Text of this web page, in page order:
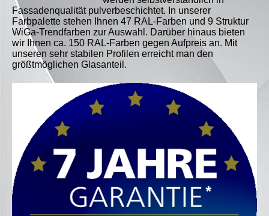
Fassadenqualität pulverbeschichtet. In unserer
Farbpalette stehen Ihnen 47 RAL-Farben und 9 Struktur
WiGa-Trendfarben zur Auswahl. Darüber hinaus bieten
wir Ihnen ca. 150 RAL-Farben gegen Aufpreis an. Mit
unseren sehr stabilen Profilen erreicht man den
größtmöglichen Glasanteil.